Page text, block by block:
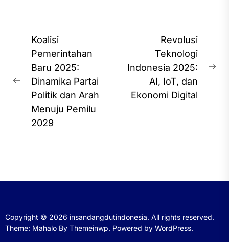
Post
navigation
Previous
post:
Koalisi
Pemerintahan
Baru 2025:
Dinamika Partai
Politik dan Arah
Menuju Pemilu
2029
Revolusi
Teknologi
Indonesia 2025:
AI, IoT, dan
Ekonomi Digital
Copyright © 2026 insandangdutindonesia. All rights reserved.
Theme: Mahalo By Themeinwp. Powered by WordPress.